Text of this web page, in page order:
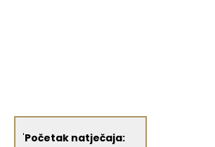
'Početak natječaja: